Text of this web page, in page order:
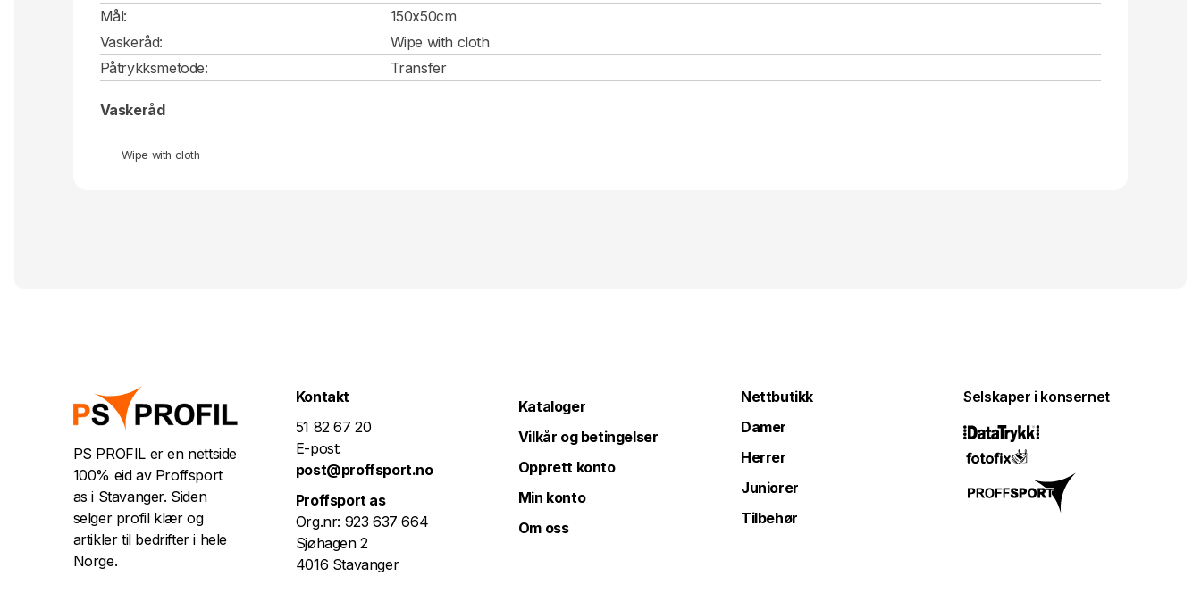
Mål:
150x50cm
Vaskeråd:
Wipe with cloth
Påtrykksmetode:
Transfer
Vaskeråd
Wipe with cloth
PS PROFIL er en nettside
100% eid av Proffsport
as i Stavanger. Siden
selger profil klær og
artikler til bedrifter i hele
Norge.
Kontakt
51 82 67 20
E-post:
post@proffsport.no
Proffsport as
Org.nr: 923 637 664
Sjøhagen 2
4016 Stavanger
Kataloger
Vilkår og betingelser
Opprett konto
Min konto
Om oss
Nettbutikk
Damer
Herrer
Juniorer
Tilbehør
Selskaper i konsernet